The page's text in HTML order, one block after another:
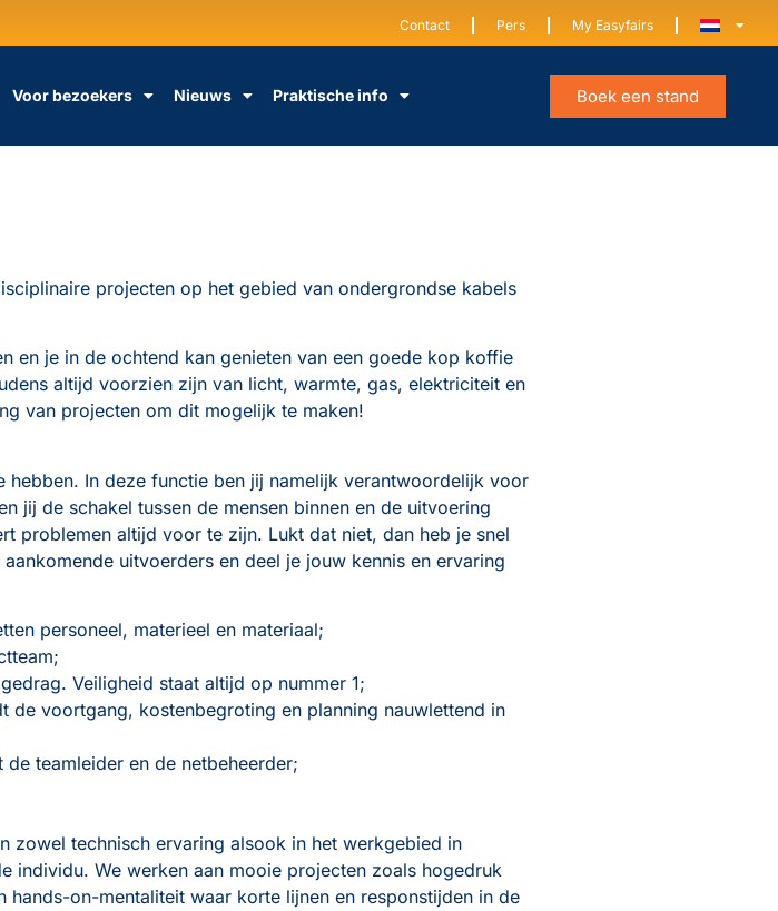
Contact Pers My Easyfairs
Voor bezoekers Nieuws Praktische info Boek een stand
projecten op het gebied van ondergrondse kabels
en je in de ochtend kan genieten van een goede kop koffie
altijd voorzien zijn van licht, warmte, gas, elektriciteit en
van projecten om dit mogelijk te maken!
In deze functie ben jij namelijk verantwoordelijk voor
jij de schakel tussen de mensen binnen en de uitvoering
problemen altijd voor te zijn. Lukt dat niet, dan heb je snel
uitvoerders en deel je jouw kennis en ervaring
personeel, materieel en materiaal;
Veiligheid staat altijd op nummer 1;
voortgang, kostenbegroting en planning nauwlettend in
teamleider en de netbeheerder;
zowel technisch ervaring alsook in het werkgebied in
individu. We werken aan mooie projecten zoals hogedruk
hands-on-mentaliteit waar korte lijnen en responstijden in de